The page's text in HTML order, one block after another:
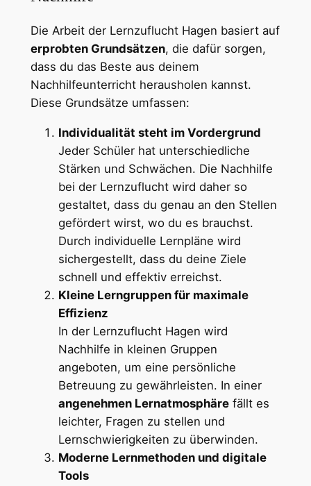
Die Arbeit der Lernzuflucht Hagen basiert auf
erprobten Grundsätzen, die dafür sorgen,
dass du das Beste aus deinem
Nachhilfeunterricht herausholen kannst.
Diese Grundsätze umfassen:
Individualität steht im Vordergrund
Jeder Schüler hat unterschiedliche
Stärken und Schwächen. Die Nachhilfe
bei der Lernzuflucht wird daher so
gestaltet, dass du genau an den Stellen
gefördert wirst, wo du es brauchst.
Durch individuelle Lernpläne wird
sichergestellt, dass du deine Ziele
schnell und effektiv erreichst.
Kleine Lerngruppen für maximale
Effizienz
In der Lernzuflucht Hagen wird
Nachhilfe in kleinen Gruppen
angeboten, um eine persönliche
Betreuung zu gewährleisten. In einer
angenehmen Lernatmosphärefällt es
leichter, Fragen zu stellen und
Lernschwierigkeiten zu überwinden.
Moderne Lernmethoden und digitale
Tools